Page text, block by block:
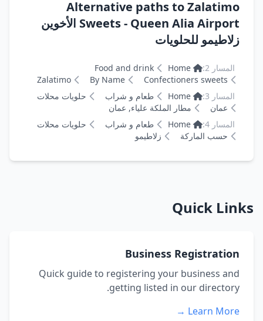
Alternative paths to Zalatimo
Sweets - Queen Alia Airport الأخوين
زلاطيمو للحلويات
المسار 2: Home
Food and drink
Confectioners sweets
By Name
Zalatimo
المسار 3:
Home طعام و شراب
حلويات محلات
عمان
مطار الملكة علياء, عمان
المسار 4:
Home طعام و شراب
حلويات محلات
حسب الماركة
زلاطيمو
Quick Links
Business Registration
Quick guide to registering your business and
getting listed in our directory.
Learn More →